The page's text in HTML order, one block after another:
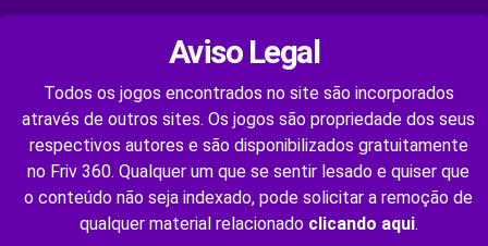
Aviso Legal
Todos os jogos encontrados no site são incorporados
através de outros sites. Os jogos são propriedade dos seus
respectivos autores e são disponibilizados gratuitamente
no Friv 360. Qualquer um que se sentir lesado e quiser que
o conteúdo não seja indexado, pode solicitar a remoção de
qualquer material relacionado clicando aqui.